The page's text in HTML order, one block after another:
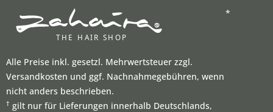
*
Alle Preise inkl. gesetzl. Mehrwertsteuer zzgl.
Versandkosten und ggf. Nachnahmegebühren, wenn
nicht anders beschrieben.
† gilt nur für Lieferungen innerhalb Deutschlands,